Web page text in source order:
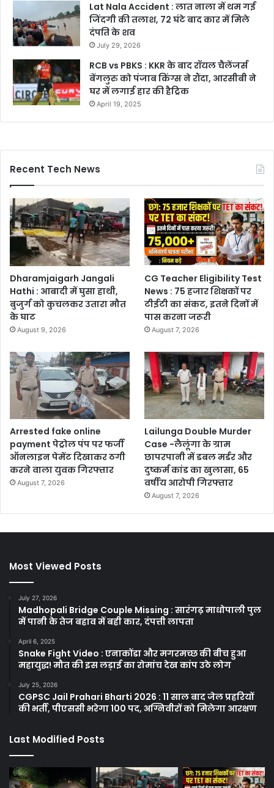
Lat Nala Accident : लात नाला में थम गई
जिंदगी की तलाश, 72 घंटे बाद कार में मिले
दंपति के शव
July 29, 2026
RCB vs PBKS : KKR के बाद रॉयल चैलेंजर्स
बेंगलुरु को पंजाब किंग्स ने रौंदा, आरसीबी ने
घर में लगाई हार की हैट्रिक
April 19, 2025
Recent Tech News
Dharamjaigarh Jangali
Hathi : आबादी में घुसा हाथी,
बुजुर्ग को कुचलकर उतारा मौत
के घाट
August 9, 2026
CG Teacher Eligibility Test
News : 75 हजार शिक्षकों पर
टीईटी का संकट, इतने दिनों में
पास करना जरूरी
August 7, 2026
Arrested fake online
payment पेट्रोल पंप पर फर्जी
ऑनलाइन पेमेंट दिखाकर ठगी
करने वाला युवक गिरफ्तार
August 7, 2026
Lailunga Double Murder
Case -लैलूंगा के ग्राम
छापरपानी में डबल मर्डर और
दुष्कर्म कांड का खुलासा, 65
वर्षीय आरोपी गिरफ्तार
August 7, 2026
Most Viewed Posts
July 27, 2026
Madhopali Bridge Couple Missing : सारंगढ़ माधोपाली पुल
में पानी के तेज बहाव में बही कार, दंपत्ती लापता
April 6, 2025
Snake Fight Video : एनाकोंडा और मगरमच्छ की बीच हुआ
महायुद्ध! मौत की इस लड़ाई का रोमांच देख कांप उठे लोग
July 25, 2026
CGPSC Jail Prahari Bharti 2026 : 11 साल बाद जेल प्रहरियों
की भर्ती, पीएससी भरेगा 100 पद, अग्निवीरों को मिलेगा आरक्षण
Last Modified Posts